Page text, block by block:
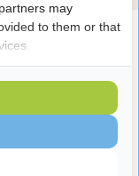
may
to them or that